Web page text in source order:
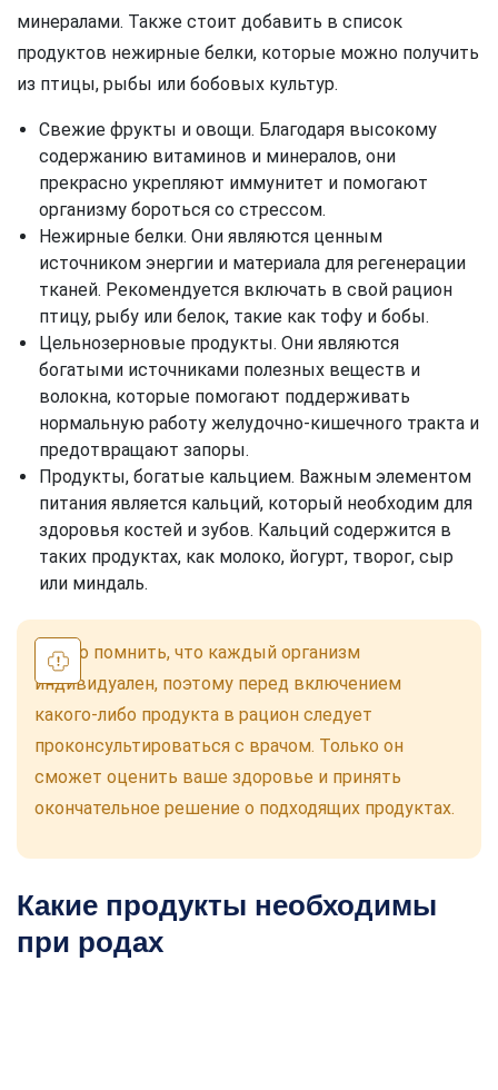
минералами. Также стоит добавить в список
продуктов нежирные белки, которые можно получить
из птицы, рыбы или бобовых культур.
Свежие фрукты и овощи. Благодаря высокому
содержанию витаминов и минералов, они
прекрасно укрепляют иммунитет и помогают
организму бороться со стрессом.
Нежирные белки. Они являются ценным
источником энергии и материала для регенерации
тканей. Рекомендуется включать в свой рацион
птицу, рыбу или белок, такие как тофу и бобы.
Цельнозерновые продукты. Они являются
богатыми источниками полезных веществ и
волокна, которые помогают поддерживать
нормальную работу желудочно-кишечного тракта и
предотвращают запоры.
Продукты, богатые кальцием. Важным элементом
питания является кальций, который необходим для
здоровья костей и зубов. Кальций содержится в
таких продуктах, как молоко, йогурт, творог, сыр
или миндаль.
Важно помнить, что каждый организм
индивидуален, поэтому перед включением
какого-либо продукта в рацион следует
проконсультироваться с врачом. Только он
сможет оценить ваше здоровье и принять
окончательное решение о подходящих продуктах.
Какие продукты необходимы
при родах